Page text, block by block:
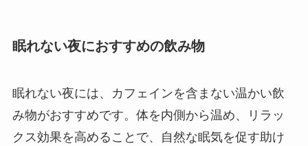
眠れない夜におすすめの飲み物
眠れない夜には、カフェインを含まない温かい飲
み物がおすすめです。体を内側から温め、リラッ
クス効果を高めることで、自然な眠気を促す助け